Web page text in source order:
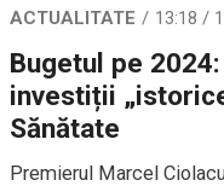
ACTUALITATE 13:18 /
Bugetul pe
investiții
Sănătate
Premierul Marcel